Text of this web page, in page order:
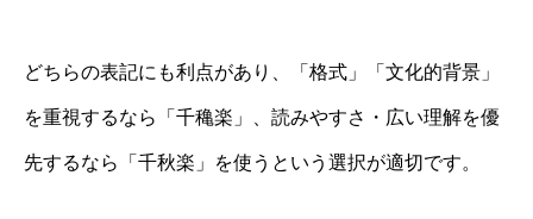
どちらの表記にも利点があり、「格式」「文化的背景」
を重視するなら「千穐楽」、読みやすさ・広い理解を優
先するなら「千秋楽」を使うという選択が適切です。